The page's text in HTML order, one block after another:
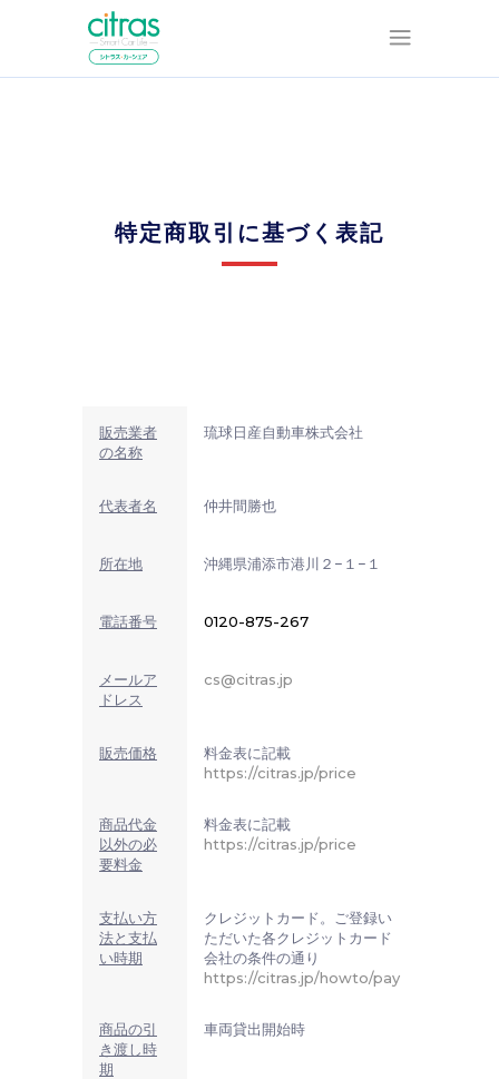
特定商取引に基づく表記
販売業者
の名称
琉球日産自動車株式会社
代表者名 仲井間勝也
所在地 沖縄県浦添市港川２−１−１
電話番号 0120-875-267
メールア
ドレス
cs@citras.jp
販売価格
料金表に記載
https://citras.jp/price
商品代金
以外の必
要料金
料金表に記載
https://citras.jp/price
支払い方
法と支払
い時期
クレジットカード。ご登録い
ただいた各クレジットカード
会社の条件の通り
https://citras.jp/howto/pay
商品の引
き渡し時
期
車両貸出開始時